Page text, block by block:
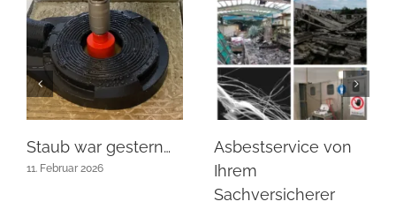
Staub war gestern…
11. Februar 2026
Asbestservice von
Ihrem
Sachversicherer